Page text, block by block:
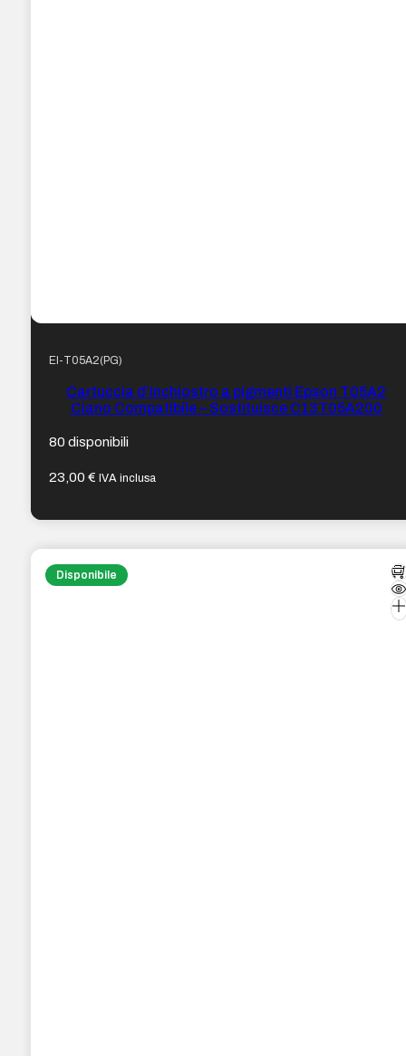
EI-T05A2(PG)
Cartuccia d’Inchiostro a pigmenti Epson T05A2
Ciano Compatibile – Sostituisce C13T05A200
80 disponibili
23,00€ IVA inclusa
Disponibile